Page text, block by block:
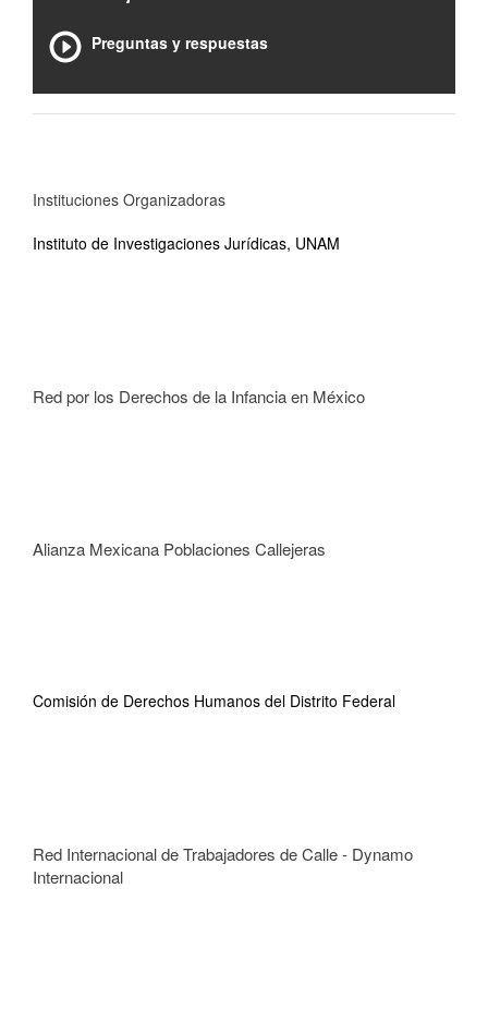
Preguntas y respuestas
Instituciones Organizadoras
Instituto de Investigaciones Jurídicas, UNAM
Red por los Derechos de la Infancia en México
Alianza Mexicana Poblaciones Callejeras
Comisión de Derechos Humanos del Distrito Federal
Red Internacional de Trabajadores de Calle - Dynamo
Internacional